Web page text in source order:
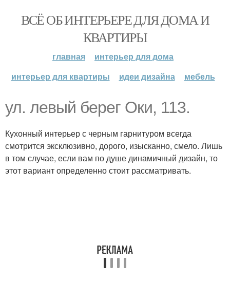
ВСЁ ОБ ИНТЕРЬЕРЕ ДЛЯ ДОМА И
КВАРТИРЫ
главная
интерьер для дома
интерьер для квартиры
идеи дизайна мебель
ул. левый берег Оки, 113.
Кухонный интерьер с черным гарнитуром всегда
смотрится эксклюзивно, дорого, изысканно, смело. Лишь
в том случае, если вам по душе динамичный дизайн, то
этот вариант определенно стоит рассматривать.